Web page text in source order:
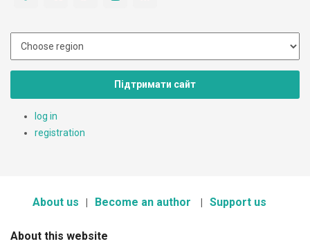
Підтримати сайт
log in
registration
About us Become an author Support us
About this website